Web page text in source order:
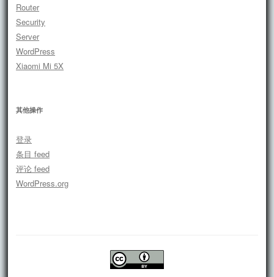
Router
Security
Server
WordPress
Xiaomi Mi 5X
其他操作
登录
条目 feed
评论 feed
WordPress.org